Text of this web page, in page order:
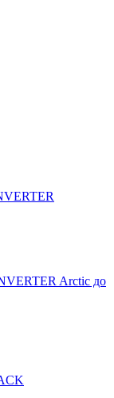
Arctic до